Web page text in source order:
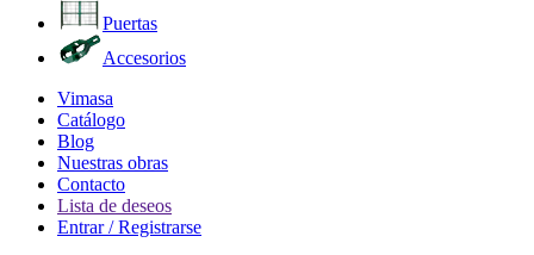
Puertas
Accesorios
Vimasa
Catálogo
Blog
Nuestras obras
Contacto
Lista de deseos
Entrar / Registrarse